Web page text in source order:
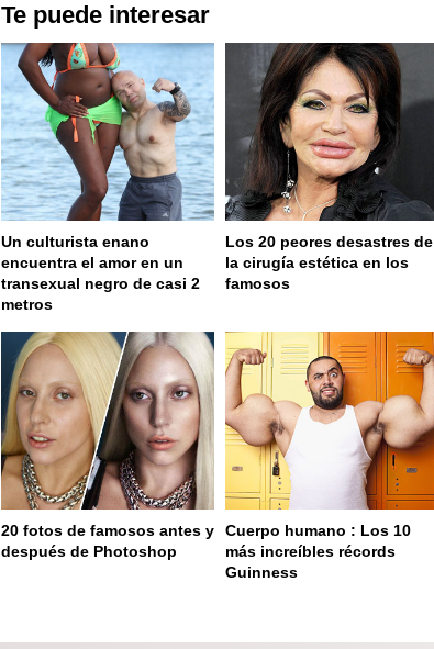
Te puede interesar
Un culturista enano
encuentra el amor en un
transexual negro de casi 2
metros
Los 20 peores desastres de
la cirugía estética en los
famosos
20 fotos de famosos antes y
después de Photoshop
Cuerpo humano : Los 10
más increíbles récords
Guinness